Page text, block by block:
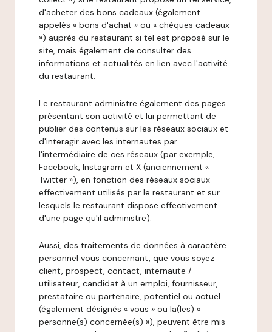
d'acheter des bons cadeaux (également
appelés « bons d'achat » ou « chèques cadeaux
») auprès du restaurant si tel est proposé sur le
site, mais également de consulter des
informations et actualités en lien avec l'activité
du restaurant.
Le restaurant administre également des pages
présentant son activité et lui permettant de
publier des contenus sur les réseaux sociaux et
d'interagir avec les internautes par
l'intermédiaire de ces réseaux (par exemple,
Facebook, Instagram et X (anciennement «
Twitter »), en fonction des réseaux sociaux
effectivement utilisés par le restaurant et sur
lesquels le restaurant dispose effectivement
d'une page qu'il administre).
Aussi, des traitements de données à caractère
personnel vous concernant, que vous soyez
client, prospect, contact, internaute /
utilisateur, candidat à un emploi, fournisseur,
prestataire ou partenaire, potentiel ou actuel
(également désignés « vous » ou la(les) «
personne(s) concernée(s) »), peuvent être mis